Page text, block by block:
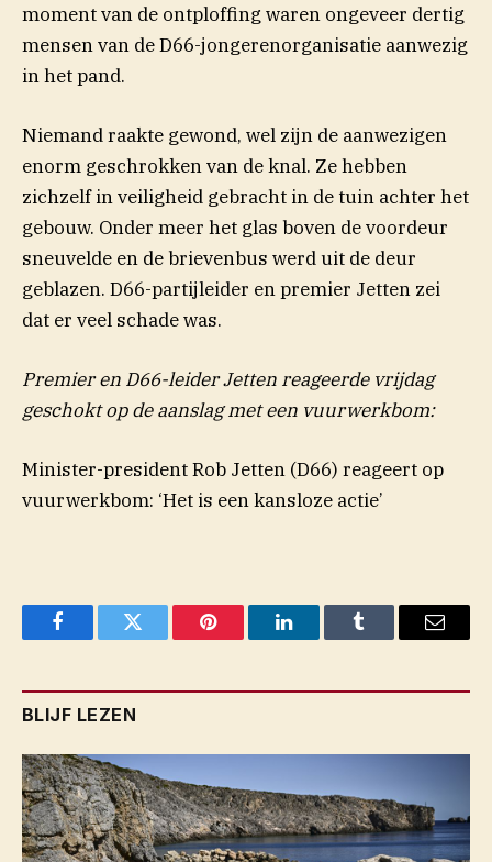
moment van de ontploffing waren ongeveer dertig
mensen van de D66-jongerenorganisatie aanwezig
in het pand.
Niemand raakte gewond, wel zijn de aanwezigen
enorm geschrokken van de knal. Ze hebben
zichzelf in veiligheid gebracht in de tuin achter het
gebouw. Onder meer het glas boven de voordeur
sneuvelde en de brievenbus werd uit de deur
geblazen. D66-partijleider en premier Jetten zei
dat er veel schade was.
Premier en D66-leider Jetten reageerde vrijdag
geschokt op de aanslag met een vuurwerkbom:
Minister-president Rob Jetten (D66) reageert op
vuurwerkbom: ‘Het is een kansloze actie’
FacebookTwitter Pinterest LinkedInTumblr Email
BLIJF LEZEN